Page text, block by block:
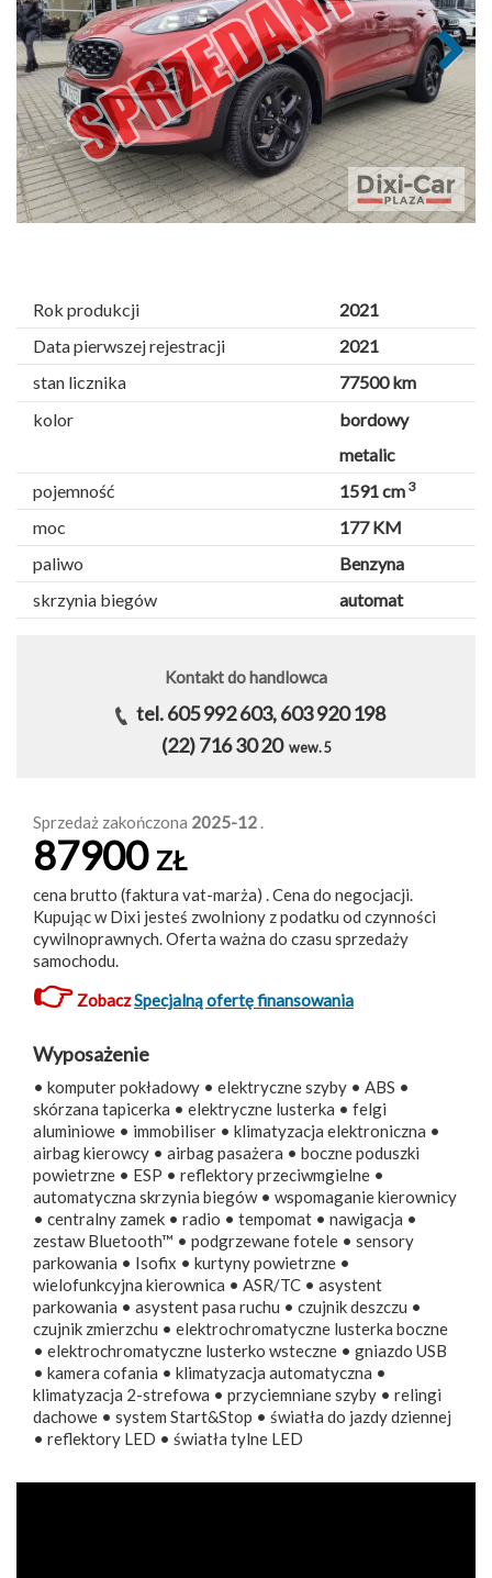
Next
Rok produkcji
2021
Data pierwszej rejestracji
2021
stan licznika
77500 km
kolor
bordowy
metalic
pojemność
1591 cm 3
moc
177 KM
paliwo
Benzyna
skrzynia biegów
automat
Kontakt do handlowca
tel. 605 992 603, 603 920 198
(22) 716 30 20 wew. 5
Sprzedaż zakończona 2025-12 .
87900 ZŁ
cena brutto (faktura vat-marża) . Cena do negocjacji.
Kupując w Dixi jesteś zwolniony z podatku od czynności
cywilnoprawnych. Oferta ważna do czasu sprzedaży
samochodu.
👉ZobaczSpecjalną ofertę finansowania
Wyposażenie
• komputer pokładowy • elektryczne szyby • ABS •
skórzana tapicerka • elektryczne lusterka • felgi
aluminiowe • immobiliser • klimatyzacja elektroniczna •
airbag kierowcy • airbag pasażera • boczne poduszki
powietrzne • ESP • reflektory przeciwmgielne •
automatyczna skrzynia biegów • wspomaganie kierownicy
• centralny zamek • radio • tempomat • nawigacja •
zestaw Bluetooth™ • podgrzewane fotele • sensory
parkowania • Isofix • kurtyny powietrzne •
wielofunkcyjna kierownica • ASR/TC • asystent
parkowania • asystent pasa ruchu • czujnik deszczu •
czujnik zmierzchu • elektrochromatyczne lusterka boczne
• elektrochromatyczne lusterko wsteczne • gniazdo USB
• kamera cofania • klimatyzacja automatyczna •
klimatyzacja 2-strefowa • przyciemniane szyby • relingi
dachowe • system Start&Stop • światła do jazdy dziennej
• reflektory LED • światła tylne LED